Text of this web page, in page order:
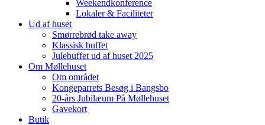
Weekendkonference
Lokaler & Faciliteter
Ud af huset
Smørrebrød take away
Klassisk buffet
Julebuffet ud af huset 2025
Om Møllehuset
Om området
Kongeparrets Besøg i Bangsbo
20-års Jubilæum På Møllehuset
Gavekort
Butik